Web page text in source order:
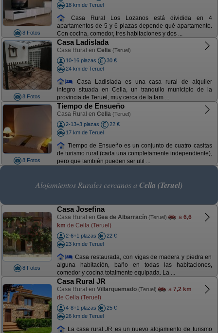
8 Fotos
18 km de Teruel
Casa Rural Los Lozanos está dividida en 4
apartamentos de 5 y 6 plazas depende qué apartamento.
Con cocina, comedor, tres habitaciones y dos ...
8 Fotos
Casa Ladislada
Casa Rural en Cella (Teruel)
10-16 plazas
30 €
24 km de Teruel
Casa Ladislada es una casa rural de alquiler
íntegro situada en Cella, un tranquilo municipio de la
provincia de Teruel, muy cerca de la fam ...
8 Fotos
Tiempo de Ensueño
Casa Rural en Cella (Teruel)
2-13+3 plazas
22 €
17 km de Teruel
Tiempo de Ensueño es un conjunto de cuatro casitas
de turismo rural (cada una completamente independiente),
pero que también pueden ser util ...
Alojamientos Rurales cercanos a Cella (Teruel)
8 Fotos
Casa Josefina
Casa Rural en Gea de Albarracín (Teruel) a 6,6
km de Cella (Teruel)
2-6+1 plazas
22 €
23 km de Teruel
Casa restaurada, con vigas de madera y piedra en
alguna habitación, baño en todas las habitaciones,
comedor y cocina totalmente equipada. La ...
Casa Rural JR
Casa Rural en Villarquemado (Teruel) a 7,2 km
de Cella (Teruel)
4-8+1 plazas
25 €
26 km de Teruel
La casa rural JR es un nuevo alojamiento de turismo